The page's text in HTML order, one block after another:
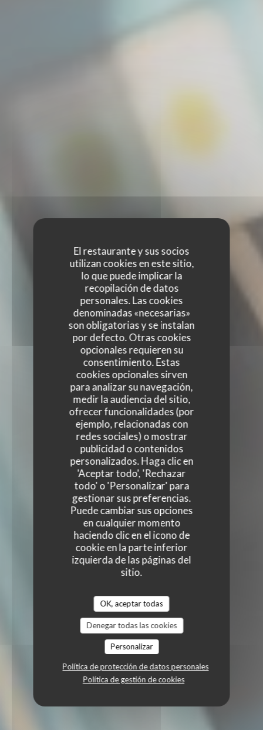
El restaurante y sus socios
utilizan cookies en este sitio,
lo que puede implicar la
recopilación de datos
personales. Las cookies
denominadas «necesarias»
son obligatorias y se instalan
por defecto. Otras cookies
opcionales requieren su
consentimiento. Estas
cookies opcionales sirven
para analizar su navegación,
medir la audiencia del sitio,
ofrecer funcionalidades (por
ejemplo, relacionadas con
redes sociales) o mostrar
publicidad o contenidos
personalizados. Haga clic en
'Aceptar todo', 'Rechazar
todo' o 'Personalizar' para
gestionar sus preferencias.
Puede cambiar sus opciones
en cualquier momento
haciendo clic en el icono de
cookie en la parte inferior
izquierda de las páginas del
sitio.
OK, aceptar todas
Denegar todas las cookies
Personalizar
Política de protección de datos personales
Política de gestión de cookies